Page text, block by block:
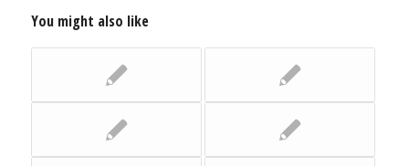
You might also like